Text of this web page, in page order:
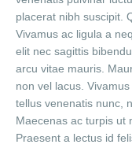
placerat nibh suscipit.
Vivamus ac ligula a
elit nec sagittis
arcu vitae mauris.
non vel lacus.
tellus venenatis nunc,
Maecenas ac turpis ut
Praesent a lectus id